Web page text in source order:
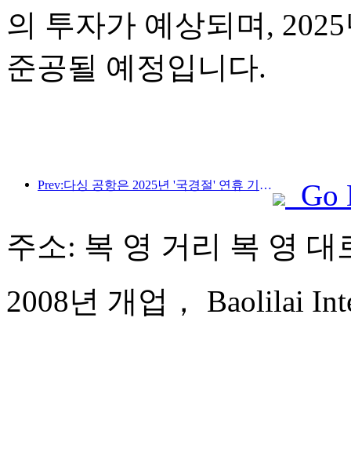
의 투자가 예상되며,
준공될 예정입니다.
Prev:다싱 공항은 2025년 '국경절' 연휴 기간 동안 130만 명 이상의 승객을 수송할 예정입니다.
Go
주소: 복 영 거리 복 영 대
2008년 개업， Baolilai